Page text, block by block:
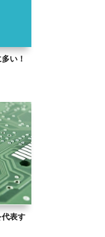
い！
表す